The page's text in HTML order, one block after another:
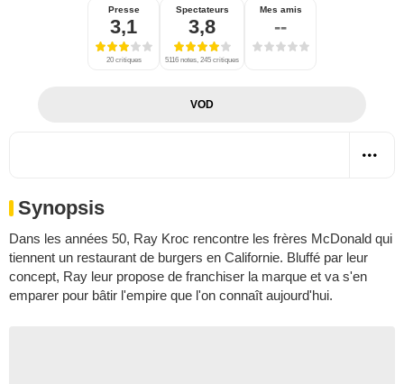
Presse
3,1
20 critiques
Spectateurs
3,8
5116 notes, 245 critiques
Mes amis
--
VOD
Synopsis
Dans les années 50, Ray Kroc rencontre les frères McDonald qui
tiennent un restaurant de burgers en Californie. Bluffé par leur
concept, Ray leur propose de franchiser la marque et va s'en
emparer pour bâtir l'empire que l'on connaît aujourd'hui.